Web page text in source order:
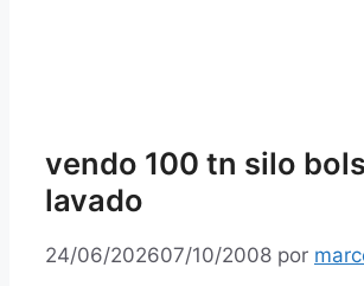
vendo 100 tn silo
lavado
24/06/202607/10/2008 por